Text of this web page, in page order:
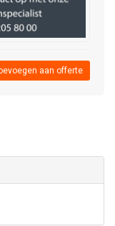
aan offerte